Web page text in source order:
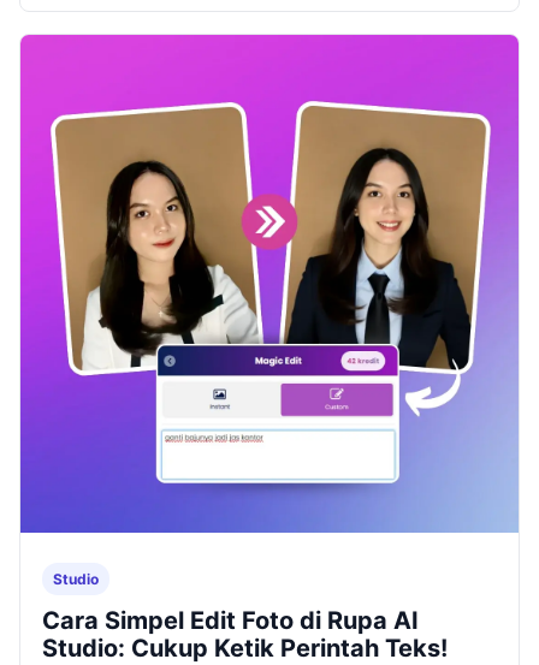
Studio
Cara Simpel Edit Foto di Rupa AI
Studio: Cukup Ketik Perintah Teks!